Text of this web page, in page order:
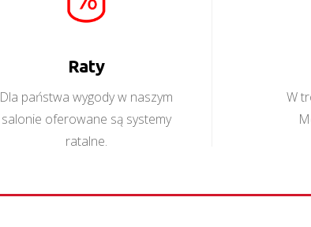
Raty
Dla państwa wygody w naszym
salonie oferowane są systemy
ratalne.
W